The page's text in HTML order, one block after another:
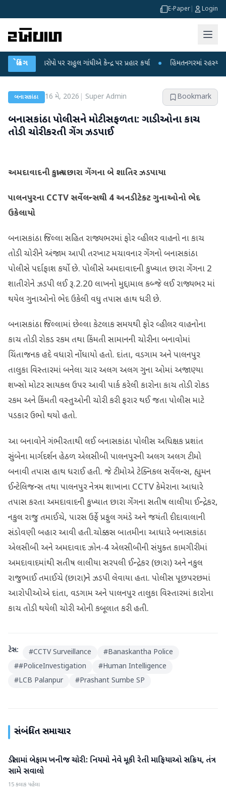
E-Paper Login
બ્રેકિંગ
આરોપો પર રાહુલ ગાંધીએ કેન્દ્ર પર પ્રહાર કર્યા ● હિંમતનગરમાં રહસ્યમય વાયરસ કે
બનાસકાંઠા 16 મે, 2026 Super Admin Bookmark
બનાસકાંઠા પોલીસને મોટી સફળતા: ગાડીઓના કાચ
તોડી ચોરી કરતી ગેંગ ઝડપાઈ
અમદાવાદની કુખ્યાત છારા ગેંગના બે શાતિર ઝડપાયા
પાલનપુરના CCTV સર્વેલન્સથી 4 અનડીટેક્ટ ગુનાઓનો ભેદ
ઉકેલાયો
બનાસકાંઠા જિલ્લા સહિત રાજ્યભરમાં ફોર વ્હીલર વાહનો ના કાચ
તોડી ચોરીને અંજામ આપી તરખાટ મચાવનાર ગેંગનો બનાસકાંઠા
પોલીસે પર્દાફાશ કર્યો છે. પોલીસે અમદાવાદની કુખ્યાત છારા ગેંગના 2
શાતીરોને ઝડપી લઈ રૂ.2.20 લાખનો મુદ્દામાલ કબ્જે લઈ રાજ્યભર માં
થયેલ ગુનાઓનો ભેદ ઉકેલી વધુ તપાસ હાથ ધરી છે.
બનાસકાંઠા જિલ્લામાં છેલ્લા કેટલાક સમયથી ફોર વ્હીલર વાહનોના
કાચ તોડી રોકડ રકમ તથા કિંમતી સામાનની ચોરીના બનાવોમાં
ચિંતાજનક હદે વધારો નોંધાયો હતો. દાંતા, વડગામ અને પાલનપુર
તાલુકા વિસ્તારમાં બનેલા ચાર અલગ અલગ ગુના ઓમાં અજાણ્યા
શખ્સો મોટર સાયકલ ઉપર આવી પાર્ક કરેલી કારોના કાચ તોડી રોકડ
રકમ અને કિંમતી વસ્તુઓની ચોરી કરી ફરાર થઈ જતા પોલીસ માટે
પડકાર ઉભો થયો હતો.
આ બનાવોને ગંભીરતાથી લઈ બનાસકાંઠા પોલીસ અધિક્ષક પ્રશાંત
સુંબેના માર્ગદર્શન હેઠળ એલસીબી પાલનપુરની અલગ અલગ ટીમો
બનાવી તપાસ હાથ ધરાઈ હતી. જે ટીમોએ ટેક્નિકલ સર્વેલન્સ, હ્યુમન
ઈન્ટેલિજન્સ તથા પાલનપુર નેત્રમ શાખાના CCTV કેમેરાના આધારે
તપાસ કરતા અમદાવાદની કુખ્યાત છારા ગેંગના સતીષ લાલીયા ઈન્દ્રેકર,
નકુલ રાજુ તમાઈચે, પારસ ઉર્ફે પ્રફુલ ગમંડે અને જયંતી દીદાવાલાની
સંડોવણી બહાર આવી હતી.ચોક્કસ બાતમીના આધારે બનાસકાંઠા
એલસીબી અને અમદાવાદ ઝોન-4 એલસીબીની સંયુક્ત કામગીરીમાં
અમદાવાદમાંથી સતીષ લાલીયા સરપલી ઈન્દ્રેકર (છારા) અને નકુલ
રાજુભાઈ તમાઈચે (છારા)ને ઝડપી લેવાયા હતા. પોલીસ પૂછપરછમાં
આરોપીઓએ દાંતા, વડગામ અને પાલનપુર તાલુકા વિસ્તારમાં કારોના
કાચ તોડી થયેલી ચોરી ઓની કબૂલાત કરી હતી.
ટેગ્સ: #CCTV Surveillance #Banaskantha Police
##PoliceInvestigation #Human Intelligence
#LCB Palanpur #Prashant Sumbe SP
સંબંધિત સમાચાર
બનાસકાંઠા
ડીસામાં બેફામ ખનીજ ચોરી: નિયમો નેવે મૂકી રેતી માફિયાઓ સક્રિય, તંત્ર
સામે સવાલો
15 કલાક પહેલા